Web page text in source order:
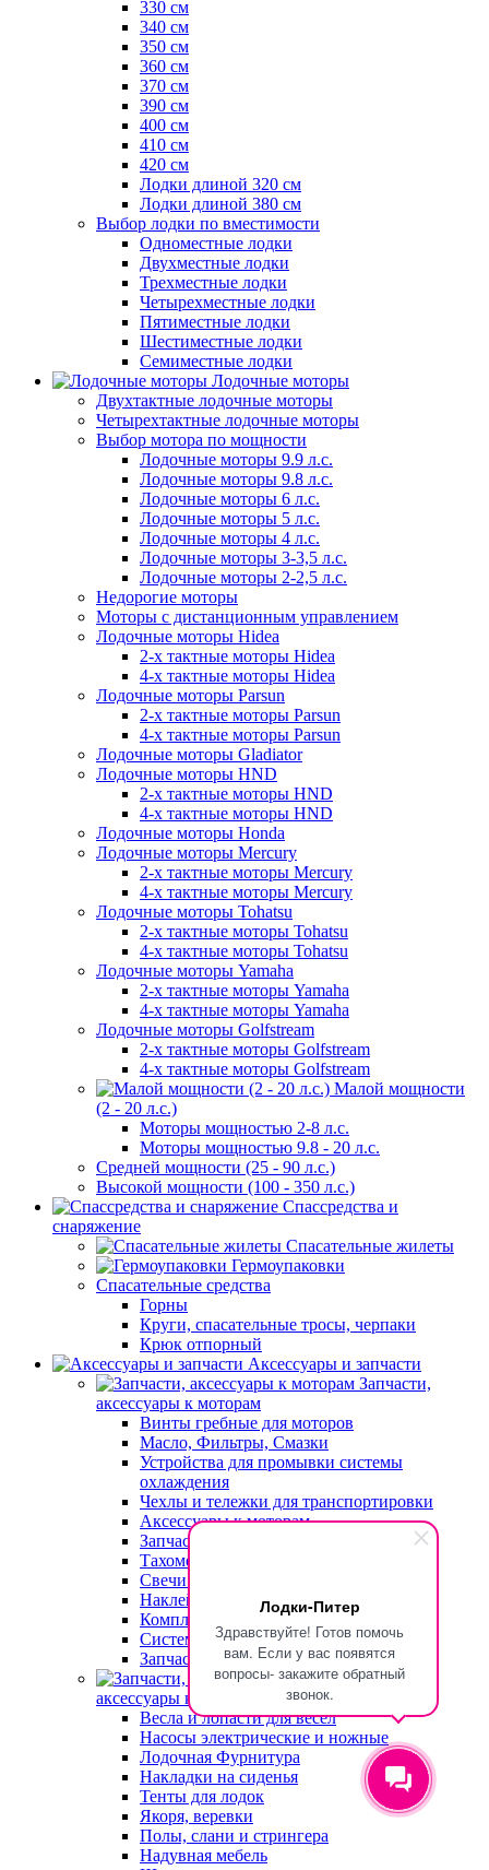
Лодки-Питер
Здравствуйте! Готов помочь
вам. Если у вас появятся
вопросы- закажите обратный
звонок.
330 см
340 см
350 см
360 см
370 см
390 см
400 см
410 см
420 см
Лодки длиной 320 см
Лодки длиной 380 см
Выбор лодки по вместимости
Одноместные лодки
Двухместные лодки
Трехместные лодки
Четырехместные лодки
Пятиместные лодки
Шестиместные лодки
Семиместные лодки
Лодочные моторы
Двухтактные лодочные моторы
Четырехтактные лодочные моторы
Выбор мотора по мощности
Лодочные моторы 9.9 л.с.
Лодочные моторы 9.8 л.с.
Лодочные моторы 6 л.с.
Лодочные моторы 5 л.с.
Лодочные моторы 4 л.с.
Лодочные моторы 3-3,5 л.с.
Лодочные моторы 2-2,5 л.с.
Недорогие моторы
Моторы с дистанционным управлением
Лодочные моторы Hidea
2-х тактные моторы Hidea
4-х тактные моторы Hidea
Лодочные моторы Parsun
2-х тактные моторы Parsun
4-х тактные моторы Parsun
Лодочные моторы Gladiator
Лодочные моторы HND
2-х тактные моторы HND
4-х тактные моторы HND
Лодочные моторы Honda
Лодочные моторы Mercury
2-х тактные моторы Mercury
4-х тактные моторы Mercury
Лодочные моторы Tohatsu
2-х тактные моторы Tohatsu
4-х тактные моторы Tohatsu
Лодочные моторы Yamaha
2-х тактные моторы Yamaha
4-х тактные моторы Yamaha
Лодочные моторы Golfstream
2-х тактные моторы Golfstream
4-х тактные моторы Golfstream
Малой мощности
(2 - 20 л.с.)
Моторы мощностью 2-8 л.с.
Моторы мощностью 9.8 - 20 л.с.
Средней мощности (25 - 90 л.с.)
Высокой мощности (100 - 350 л.с.)
Спассредства и
снаряжение
Спасательные жилеты
Гермоупаковки
Спасательные средства
Горны
Круги, спасательные тросы, черпаки
Крюк отпорный
Аксессуары и запчасти
Запчасти,
аксессуары к моторам
Винты гребные для моторов
Масло, Фильтры, Смазки
Устройства для промывки системы
охлаждения
Чехлы и тележки для транспортировки
Аксессуары к моторам
Запчасти для моторов
Тахометры для двигателя
Свечи зажигания
Наклейки на лодочные моторы
Комплектующие топливных систем
Системы дистанционного управления
Запчасти для ПЛМ в наличии
Запчасти,
аксессуары к лодкам
Весла и лопасти для весел
Насосы электрические и ножные
Лодочная Фурнитура
Накладки на сиденья
Тенты для лодок
Якоря, веревки
Полы, слани и стрингера
Надувная мебель